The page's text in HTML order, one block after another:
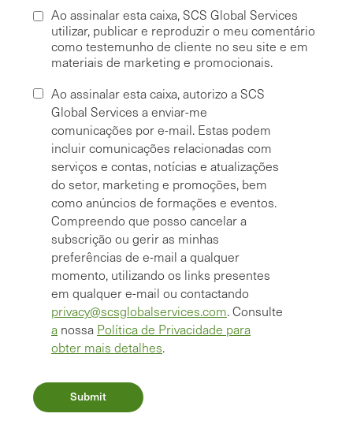
Ao assinalar esta caixa, SCS Global Services
utilizar, publicar e reproduzir o meu comentário
como testemunho de cliente no seu site e em
materiais de marketing e promocionais.
Ao assinalar esta caixa, autorizo a SCS
Global Services a enviar-me
comunicações por e-mail. Estas podem
incluir comunicações relacionadas com
serviços e contas, notícias e atualizações
do setor, marketing e promoções, bem
como anúncios de formações e eventos.
Compreendo que posso cancelar a
subscrição ou gerir as minhas
preferências de e-mail a qualquer
momento, utilizando os links presentes
em qualquer e-mail ou contactando
privacy@scsglobalservices.com. Consulte
a nossa Política de Privacidade para
obter mais detalhes.